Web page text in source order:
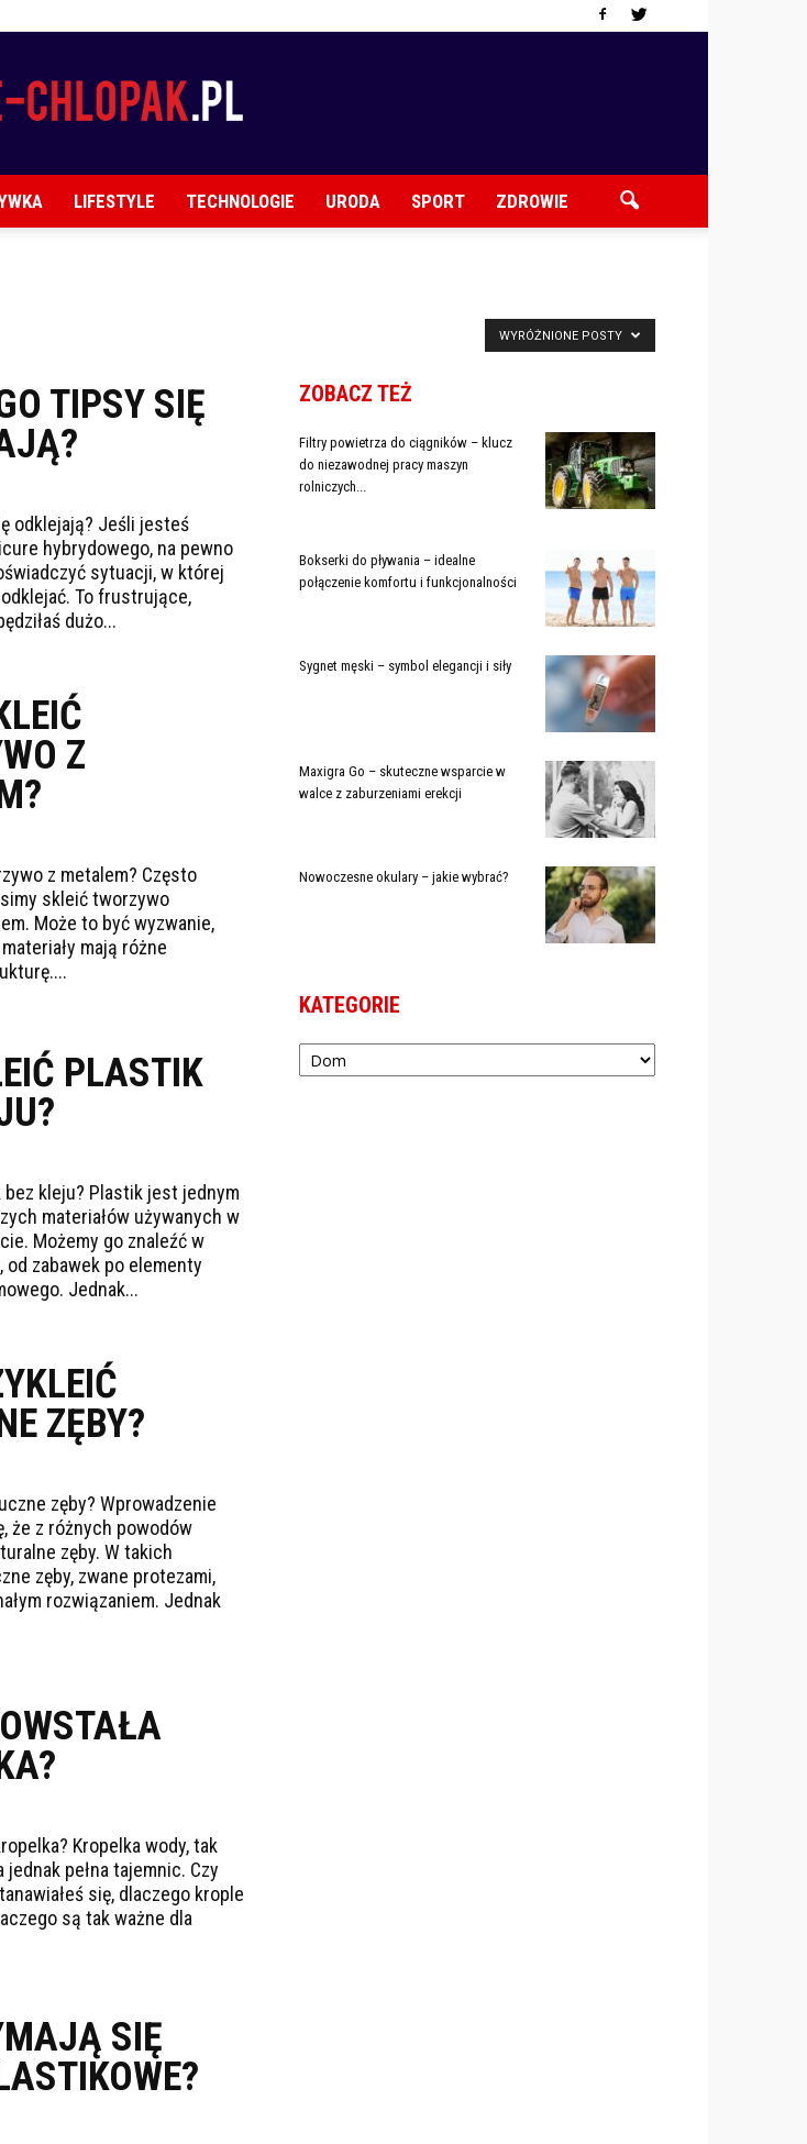
LIFESTYLE TECHNOLOGIE URODA SPORT ZDROWIE
WYRÓŻNIONE POSTY
TIPSY SIĘ
odklejają? Jeśli jesteś
hybrydowego, na pewno
sytuacji, w której
To frustrujące,
dużo...
Z
z metalem? Często
skleić tworzywo
Może to być wyzwanie,
mają różne
PLASTIK
kleju? Plastik jest jednym
materiałów używanych w
Możemy go znaleźć w
zabawek po elementy
Jednak...
ZĘBY?
zęby? Wprowadzenie
że z różnych powodów
zęby. W takich
zęby, zwane protezami,
rozwiązaniem. Jednak
Kropelka wody, tak
jednak pełna tajemnic. Czy
się, dlaczego krople
są tak ważne dla
SIĘ
ZOBACZ TEŻ
Filtry powietrza do ciągników – klucz
do niezawodnej pracy maszyn
rolniczych...
Bokserki do pływania – idealne
połączenie komfortu i funkcjonalności
Sygnet męski – symbol elegancji i siły
Maxigra Go – skuteczne wsparcie w
walce z zaburzeniami erekcji
Nowoczesne okulary – jakie wybrać?
KATEGORIE
Kategorie